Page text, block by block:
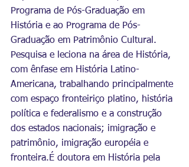
Programa de Pós-Graduação em
História e ao Programa de Pós-
Graduação em Patrimônio Cultural.
Pesquisa e leciona na área de História,
com ênfase em História Latino-
Americana, trabalhando principalmente
com espaço fronteiriço platino, história
política e federalismo e a construção
dos estados nacionais; imigração e
patrimônio, imigração européia e
fronteira.É doutora em História pela